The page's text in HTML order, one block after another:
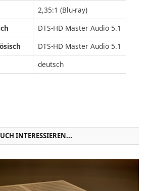
2,35:1 (Blu-ray)
DTS-HD Master Audio 5.1
DTS-HD Master Audio 5.1
deutsch
INTERESSIEREN...